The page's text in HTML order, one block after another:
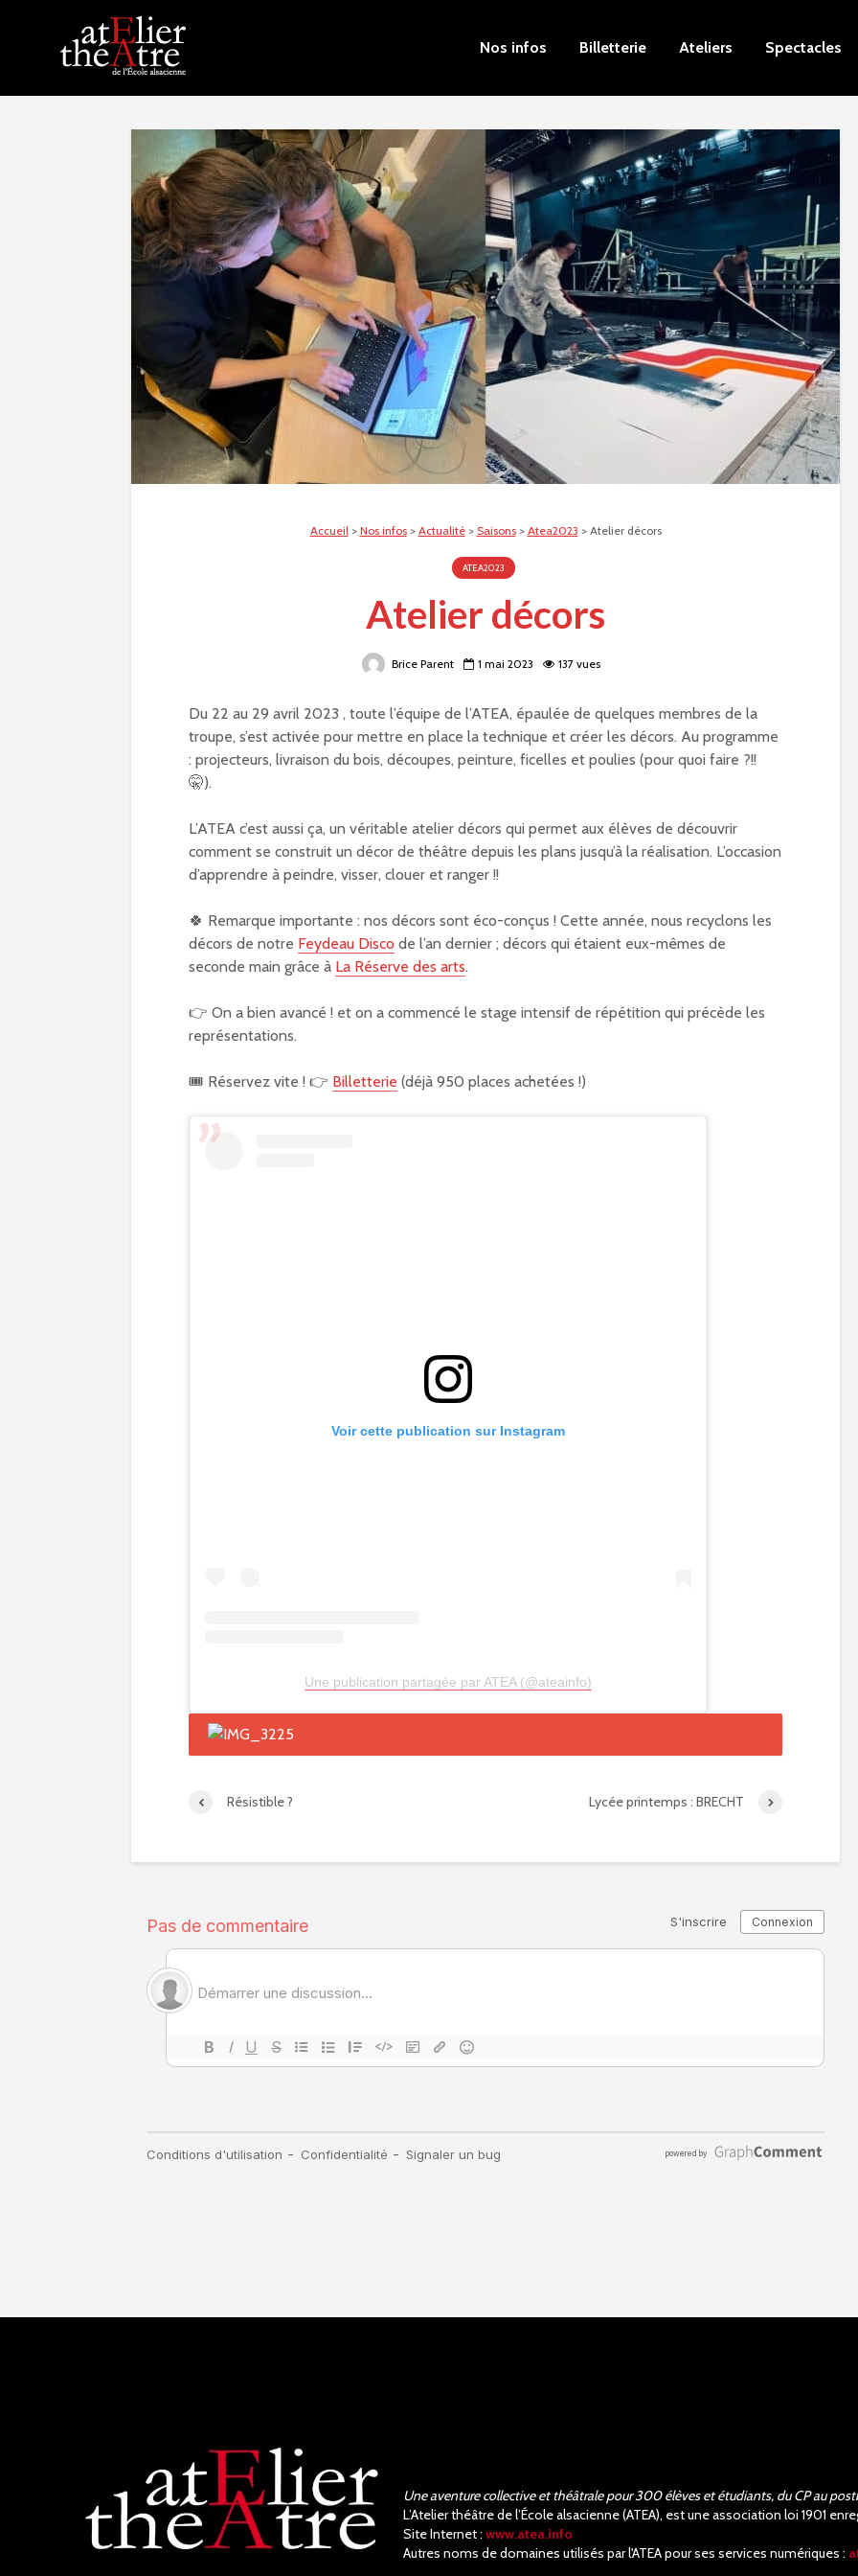
Nos infos Billetterie Ateliers Spectacles
Accueil> Nos infos> Actualité> Saisons> Atea2023 > Atelier décors
ATEA2023
Atelier décors
Brice Parent 1 mai 2023 137 vues
Du 22 au 29 avril 2023 , toute l’équipe de l’ATEA, épaulée de quelques membres de la
troupe, s’est activée pour mettre en place la technique et créer les décors. Au programme
: projecteurs, livraison du bois, découpes, peinture, ficelles et poulies (pour quoi faire ?!!
🤫).
L’ATEA c’est aussi ça, un véritable atelier décors qui permet aux élèves de découvrir
comment se construit un décor de théâtre depuis les plans jusqu’à la réalisation. L’occasion
d’apprendre à peindre, visser, clouer et ranger !!
🍀 Remarque importante : nos décors sont éco-conçus ! Cette année, nous recyclons les
décors de notre Feydeau Disco de l’an dernier ; décors qui étaient eux-mêmes de
seconde main grâce à La Réserve des arts.
👉 On a bien avancé ! et on a commencé le stage intensif de répétition qui précède les
représentations.
🎟️ Réservez vite ! 👉 Billetterie (déjà 950 places achetées !)
Voir cette publication sur Instagram
Une publication partagée par ATEA (@ateainfo)
Résistible ? Lycée printemps : BRECHT
Une aventure collective et théâtrale pour 300 élèves et étudiants, du CP au
L’Atelier théâtre de l’École alsacienne (ATEA), est une association loi 1901
Site Internet : www.atea.info
Autres noms de domaines utilisés par l'ATEA pour ses services numériques :